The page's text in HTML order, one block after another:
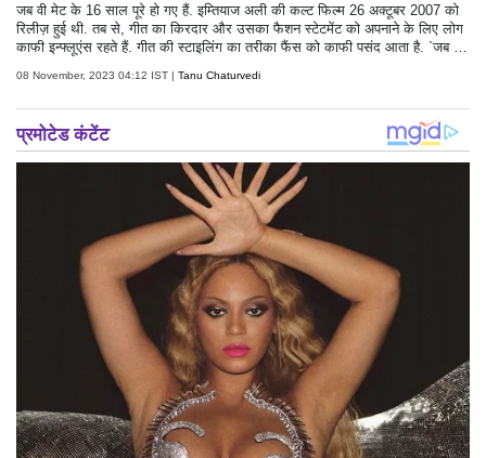
जब वी मेट के 16 साल पूरे हो गए हैं. इम्तियाज अली की कल्ट फिल्म 26 अक्टूबर 2007 को
रिलीज़ हुई थी. तब से, गीत का किरदार और उसका फैशन स्टेटमेंट को अपनाने के लिए लोग
काफी इन्फ्लूएंस रहते हैं. गीत की स्टाइलिंग का तरीका फैंस को काफी पसंद आता है. `जब वी
लुक्स को देखेंगे जो न केवल फिल्म में परिभाषित करने के लिए शानदार क्षण थे बल्कि वास्तविक
08 November, 2023 04:12 IST | Tanu Chaturvedi